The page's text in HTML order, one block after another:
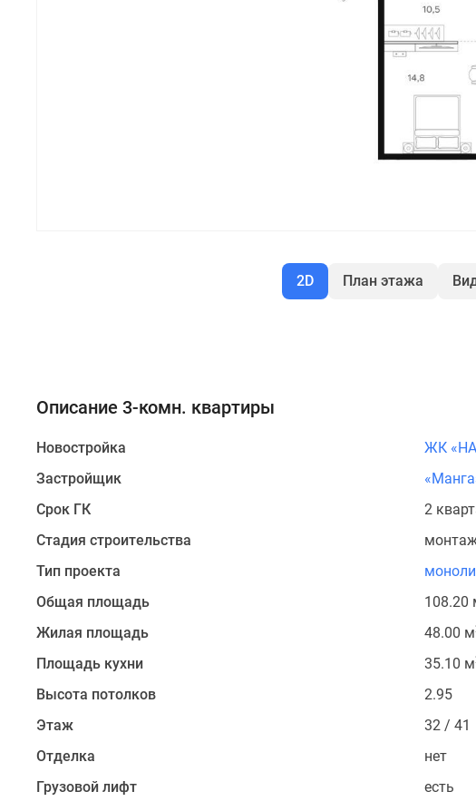
2D План этажа
Описание 3-комн. квартиры
Новостройка
ЖК
Застройщик
Срок ГК
2
Стадия строительства
Тип проекта
Общая площадь
108.20
Жилая площадь 48.00 м
Площадь кухни 35.10 м
Высота потолков
2.95
Этаж
32 / 41
Отделка
нет
Грузовой лифт
есть